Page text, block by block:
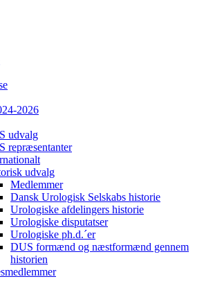
2026
udvalg
repræsentanter
udvalg
Medlemmer
Dansk Urologisk Selskabs historie
Urologiske afdelingers historie
Urologiske disputatser
Urologiske ph.d.´er
DUS formænd og næstformænd gennem
historien